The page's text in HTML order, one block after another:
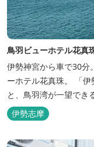
鳥羽ビューホテル花真
伊勢神宮から車で30分
ーホテル花真珠。 「
と、鳥羽湾が一望でき
た客室で、五感から体と心を癒やし
ーアルした過ごしやす
伊勢志摩